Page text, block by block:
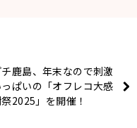
鹿島、年末なので刺激
ぱいの「オフレコ大感
2025」を開催！